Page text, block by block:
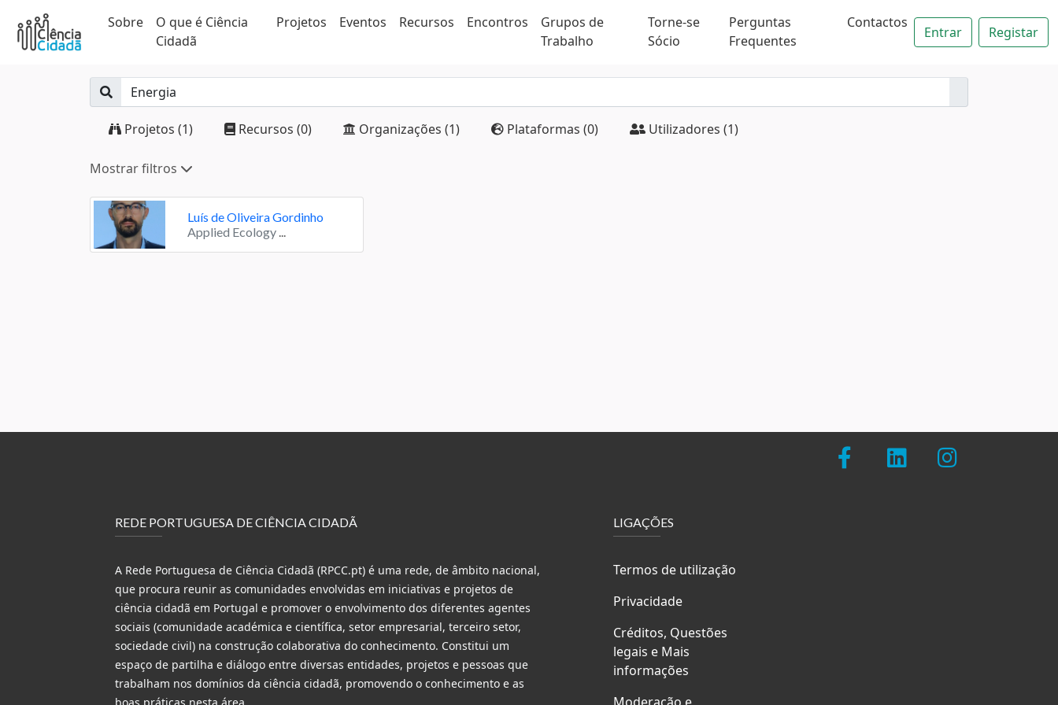
Sobre
O que é Ciência
Cidadã
Projetos Eventos Recursos Encontros
Grupos de
Trabalho
Torne-se
Sócio
Perguntas
Frequentes
Contactos
Entrar Registar
Projetos (1) Recursos (0) Organizações (1) Plataformas (0) Utilizadores (1)
Mostrar filtros
Luís de Oliveira Gordinho
Applied Ecology ...
REDE PORTUGUESA DE CIÊNCIA CIDADÃ
A Rede Portuguesa de Ciência Cidadã (RPCC.pt) é uma rede, de âmbito nacional,
que procura reunir as comunidades envolvidas em iniciativas e projetos de
ciência cidadã em Portugal e promover o envolvimento dos diferentes agentes
sociais (comunidade académica e científica, setor empresarial, terceiro setor,
sociedade civil) na construção colaborativa do conhecimento. Constitui um
espaço de partilha e diálogo entre diversas entidades, projetos e pessoas que
trabalham nos domínios da ciência cidadã, promovendo o conhecimento e as
LIGAÇÕES
Termos de utilização
Privacidade
Créditos, Questões
legais e Mais
informações